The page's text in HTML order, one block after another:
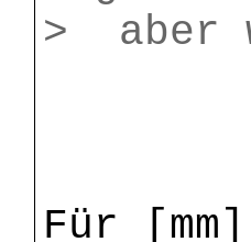
> aber
Für